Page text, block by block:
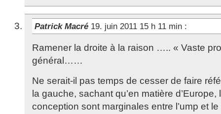
Patrick Macré 19. juin 2011 15 h 11 min :
Ramener la droite à la raison ….. « Vaste
général……
Ne serait-il pas temps de cesser de faire
la gauche, sachant qu’en matière
conception sont marginales entre l’ump et le